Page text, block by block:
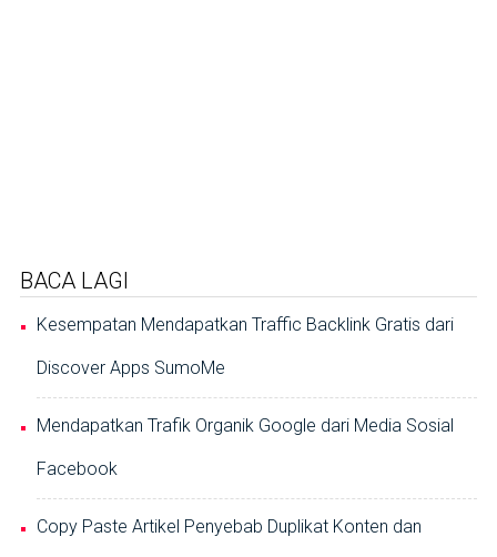
BACA LAGI
Kesempatan Mendapatkan Traffic Backlink Gratis dari
Discover Apps SumoMe
Mendapatkan Trafik Organik Google dari Media Sosial
Facebook
Copy Paste Artikel Penyebab Duplikat Konten dan